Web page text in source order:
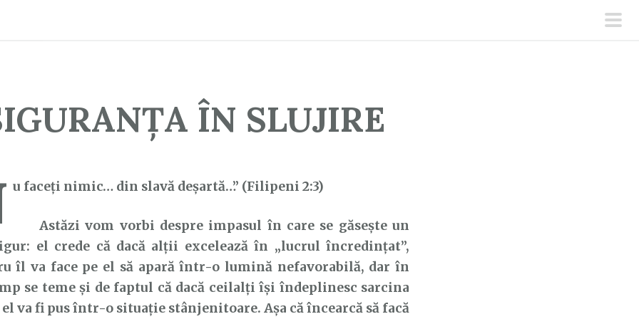
ÎN SLUJIRE
u faceţi nimic… din slavă deşartă…” (Filipeni 2:3)
Astăzi vom vorbi despre impasul în care se găsește un
el crede că dacă alții excelează în „lucrul încredințat”,
îl va face pe el să apară într-o lumină nefavorabilă, dar în
se teme și de faptul că dacă ceilalți își îndeplinesc sarcina
va fi pus într-o situație stânjenitoare. Așa că încearcă să facă